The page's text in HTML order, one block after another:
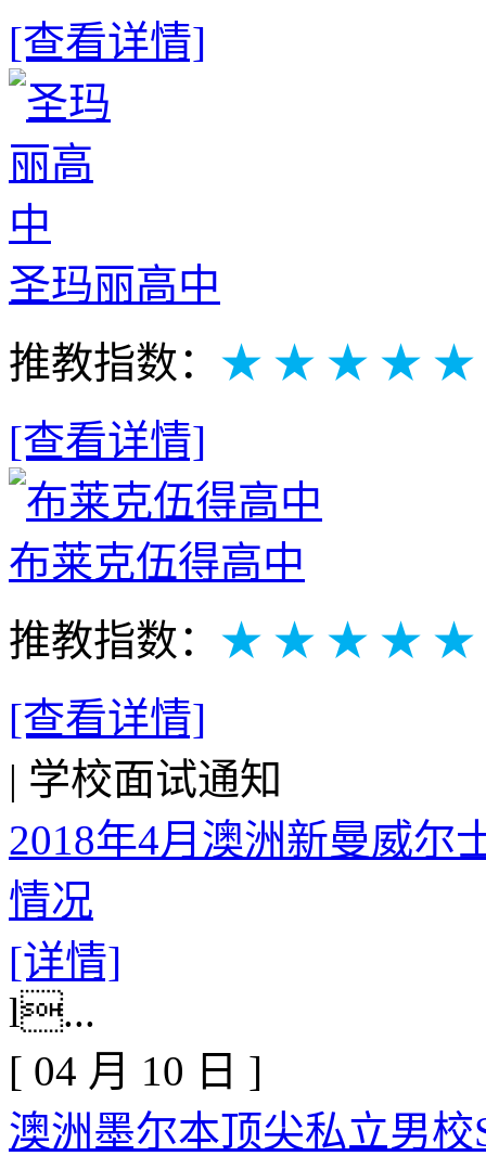
[查看详情]
圣玛丽高中
推教指数： ★ ★ ★ ★ ★
[查看详情]
布莱克伍得高中
推教指数： ★ ★ ★ ★ ★
[查看详情]
| 学校面试通知
2018年4月澳洲新曼威尔
情况
[详情]
l...
[ 04 月 10 日 ]
澳洲墨尔本顶尖私立男校